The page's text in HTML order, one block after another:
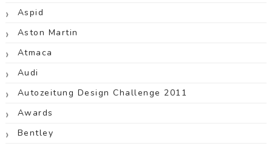
Aspid
Aston Martin
Atmaca
Audi
Autozeitung Design Challenge 2011
Awards
Bentley